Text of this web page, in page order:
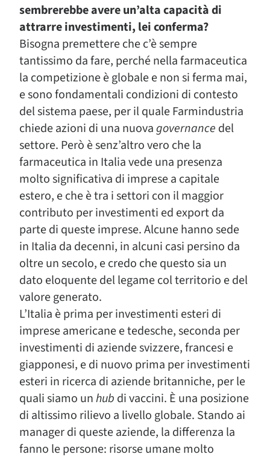
sembrerebbe avere un’alta capacità di
attrarre investimenti, lei conferma?
Bisogna premettere che c’è sempre
tantissimo da fare, perché nella farmaceutica
la competizione è globale e non si ferma mai,
e sono fondamentali condizioni di contesto
del sistema paese, per il quale Farmindustria
chiede azioni di una nuovagovernance del
settore. Però è senz’altro vero che la
farmaceutica in Italia vede una presenza
molto significativa di imprese a capitale
estero, e che è tra i settori con il maggior
contributo per investimenti ed export da
parte di queste imprese. Alcune hanno sede
in Italia da decenni, in alcuni casi persino da
oltre un secolo, e credo che questo sia un
dato eloquente del legame col territorio e del
valore generato.
L’Italia è prima per investimenti esteri di
imprese americane e tedesche, seconda per
investimenti di aziende svizzere, francesi e
giapponesi, e di nuovo prima per investimenti
esteri in ricerca di aziende britanniche, per le
quali siamo unhub di vaccini. È una posizione
di altissimo rilievo a livello globale. Stando ai
manager di queste aziende, la differenza la
fanno le persone: risorse umane molto